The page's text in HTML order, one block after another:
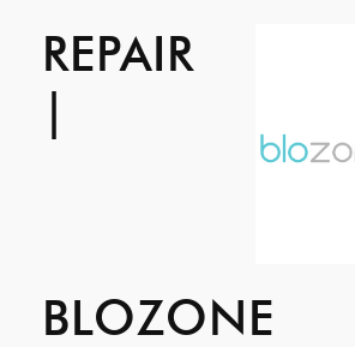
REPAIR
|
BLOZONE